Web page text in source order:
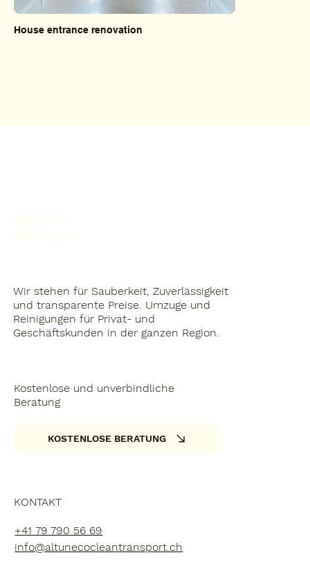
House entrance renovation
Wir stehen für Sauberkeit, Zuverlässigkeit
und transparente Preise. Umzuge und
Reinigungen für Privat- und
Geschäftskunden in der ganzen Region.
KONTAKT
+41 79 790 56 69
info@altunecocleantransport.ch
Kostenlose und unverbindliche
Beratung
KOSTENLOSE BERATUNG